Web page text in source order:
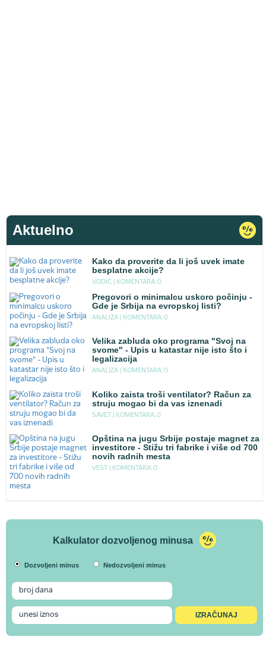
Aktuelno
Kako da proverite da li još uvek imate
besplatne akcije?
VODIC | KOMENTARA: 0
Pregovori o minimalcu uskoro počinju -
Gde je Srbija na evropskoj listi?
ANALIZA | KOMENTARA: 0
Velika zabluda oko programa "Svoj na
svome" - Upis u katastar nije isto što i
legalizacija
ANALIZA | KOMENTARA: 0
Koliko zaista troši ventilator? Račun za
struju mogao bi da vas iznenadi
SAVET | KOMENTARA: 0
Opština na jugu Srbije postaje magnet za
investitore - Stižu tri fabrike i više od 700
novih radnih mesta
VEST | KOMENTARA: 0
Kalkulator dozvoljenog minusa
Dozvoljeni minus Nedozvoljeni minus